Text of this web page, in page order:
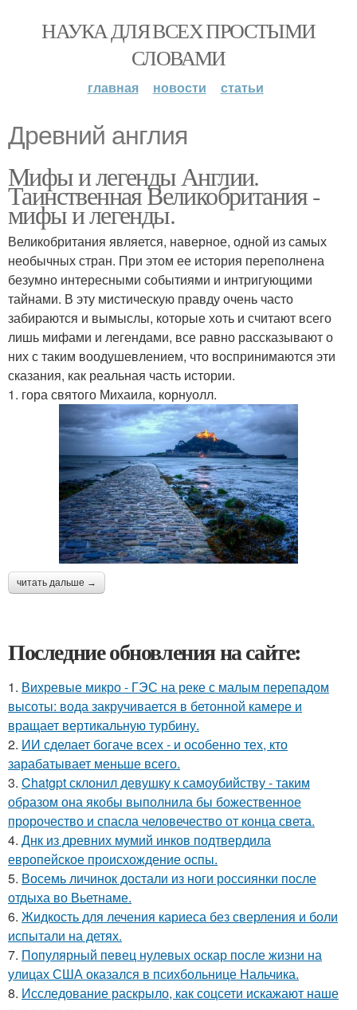
НАУКА ДЛЯ ВСЕХ ПРОСТЫМИ
СЛОВАМИ
главная новости статьи
Древний англия
Мифы и легенды Англии.
Таинственная Великобритания -
мифы и легенды.
Великобритания является, наверное, одной из самых
необычных стран. При этом ее история переполнена
безумно интересными событиями и интригующими
тайнами. В эту мистическую правду очень часто
забираются и вымыслы, которые хоть и считают всего
лишь мифами и легендами, все равно рассказывают о
них с таким воодушевлением, что воспринимаются эти
сказания, как реальная часть истории.
1. гора святого Михаила, корнуолл.
читать дальше →
Последние обновления на сайте:
1. Вихревые микро - ГЭС на реке с малым перепадом
высоты: вода закручивается в бетонной камере и
вращает вертикальную турбину.
2. ИИ сделает богаче всех - и особенно тех, кто
зарабатывает меньше всего.
3. Chatgpt склонил девушку к самоубийству - таким
образом она якобы выполнила бы божественное
пророчество и спасла человечество от конца света.
4. Днк из древних мумий инков подтвердила
европейское происхождение оспы.
5. Восемь личинок достали из ноги россиянки после
отдыха во Вьетнаме.
6. Жидкость для лечения кариеса без сверления и боли
испытали на детях.
7. Популярный певец нулевых оскар после жизни на
улицах США оказался в психбольнице Нальчика.
8. Исследование раскрыло, как соцсети искажают наше